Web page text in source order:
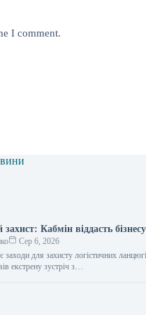
I comment.
захист: Кабмін віддасть
Сер 6, 2026
заходи для захисту логістичних
екстрену зустріч з…